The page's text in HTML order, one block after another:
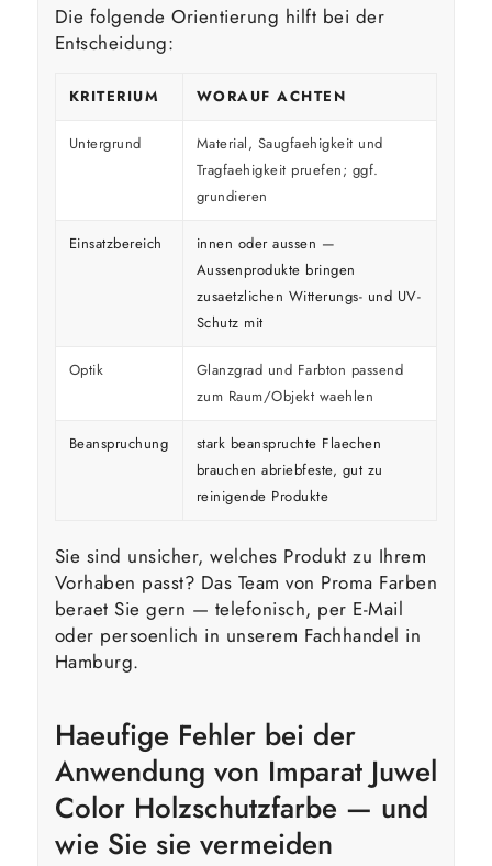
Die folgende Orientierung hilft bei der
Entscheidung:
KRITERIUM WORAUF ACHTEN
Untergrund
Material, Saugfaehigkeit und
Tragfaehigkeit pruefen; ggf.
grundieren
Einsatzbereich
innen oder aussen —
Aussenprodukte bringen
zusaetzlichen Witterungs- und UV-
Schutz mit
Optik
Glanzgrad und Farbton passend
zum Raum/Objekt waehlen
Beanspruchung
stark beanspruchte Flaechen
brauchen abriebfeste, gut zu
reinigende Produkte
Sie sind unsicher, welches Produkt zu Ihrem
Vorhaben passt? Das Team von Proma Farben
beraet Sie gern — telefonisch, per E-Mail
oder persoenlich in unserem Fachhandel in
Hamburg.
Haeufige Fehler bei der
Anwendung von Imparat Juwel
Color Holzschutzfarbe — und
wie Sie sie vermeiden